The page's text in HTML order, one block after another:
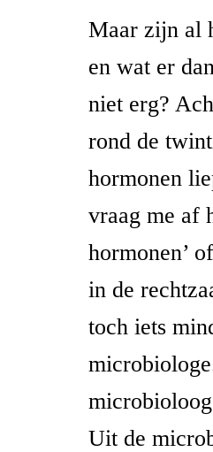
Maar zijn al
en wat er
niet erg?
rond de
hormonen
vraag me af
hormonen’ of
in de
toch iets
Uit de